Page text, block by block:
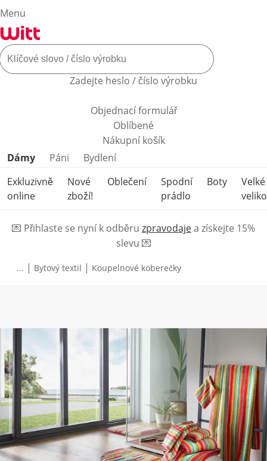
Menu
Zadejte heslo / číslo výrobku
Objednací formulář
Oblíbené
Nákupní košík
Přeskočit kategorie produktů
Dámy Páni
Bydlení
Exkluzivně
online
Nové
zboží!
Oblečení
Spodní
prádlo
Boty
Velké
💌 Přihlaste se nyní k odběru zpravodajea získejte 15%
slevu 💌
... | Bytový textil | Koupelnové koberečky